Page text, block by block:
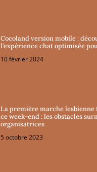
Cocoland version mobile :
l’expérience chat optimisée
10 février 2024
La première marche lesbienne
ce week-end : les obstacles
organisatrices
5 octobre 2023